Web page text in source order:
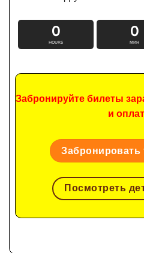
0
HOURS
0
МИН
Забронируйте билеты
и
Забронировать
Посмотреть